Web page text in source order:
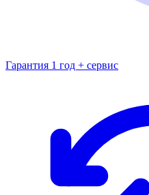
Гарантия 1 год + сервис